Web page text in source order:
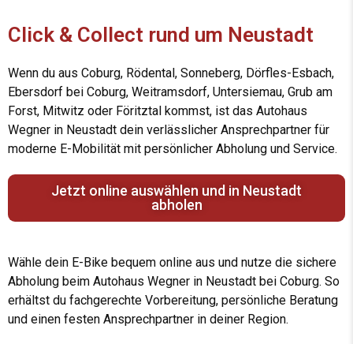
Click & Collect rund um Neustadt
Wenn du aus Coburg, Rödental, Sonneberg, Dörfles-Esbach,
Ebersdorf bei Coburg, Weitramsdorf, Untersiemau, Grub am
Forst, Mitwitz oder Föritztal kommst, ist das Autohaus
Wegner in Neustadt dein verlässlicher Ansprechpartner für
moderne E-Mobilität mit persönlicher Abholung und Service.
Jetzt online auswählen und in Neustadt
abholen
Wähle dein E-Bike bequem online aus und nutze die sichere
Abholung beim Autohaus Wegner in Neustadt bei Coburg. So
erhältst du fachgerechte Vorbereitung, persönliche Beratung
und einen festen Ansprechpartner in deiner Region.